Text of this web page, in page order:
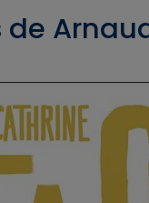
de